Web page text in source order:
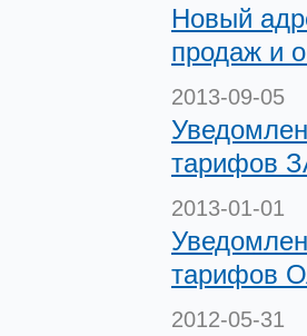
Новый
продаж и
2013-09-05
тарифов
2013-01-01
тарифов
2012-05-31